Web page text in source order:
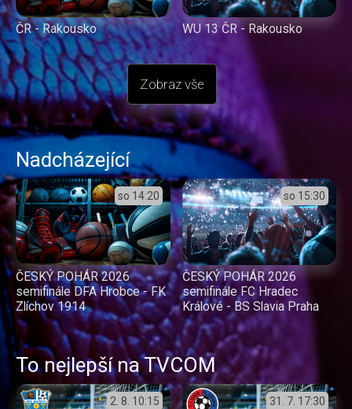
ČR - Rakousko WU 13 ČR - Rakousko
Zobraz vše
Nadcházející
so 14:20
ČESKÝ POHÁR 2026
semifinále DFA Hrobce - FK
Zlíchov 1914
so 15:30
ČESKÝ POHÁR 2026
semifinále FC Hradec
Králové - BS Slavia Praha
To nejlepší na TVCOM
2. 8. 10:15 31. 7. 17:30